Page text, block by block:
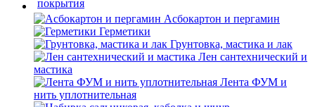
Асбокартон и пергамин
Герметики
Грунтовка, мастика и лак
Лен сантехнический и
мастика
Лента ФУМ и
нить уплотнительная